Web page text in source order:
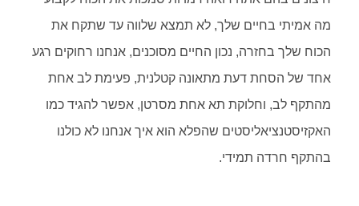
מה אמיתי בחיים שלך, לא תמצא שלווה עד שתקח את
הכוח שלך בחזרה, נכון החיים מסוכנים, אנחנו רחוקים רגע
אחד של הסחת דעת מתאונה קטלנית, פעימת לב אחת
מהתקף לב, וחלוקת תא אחת מסרטן, אפשר להגיד כמו
האקזיסטנציאליסטים שהפלא הוא איך אנחנו לא כולנו
בהתקף חרדה תמידי.